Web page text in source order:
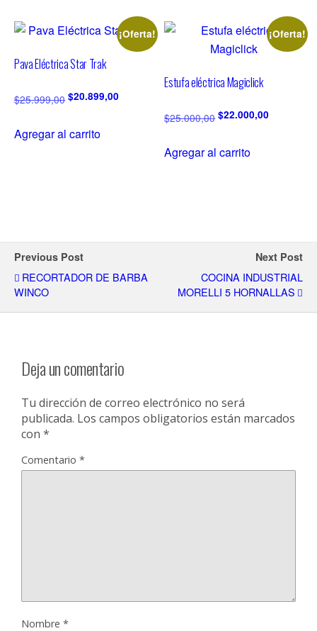
¡Oferta!
Pava Eléctrica Star Trak
$25.999,00 $20.899,00
Agregar al carrito
¡Oferta!
Estufa eléctrica Magiclick
$25.000,00 $22.000,00
Agregar al carrito
Previous Post
RECORTADOR DE BARBA
WINCO
Next Post
COCINA INDUSTRIAL
MORELLI 5 HORNALLAS
Deja un comentario
Tu dirección de correo electrónico no será
publicada. Los campos obligatorios están marcados
con *
Comentario *
Nombre *